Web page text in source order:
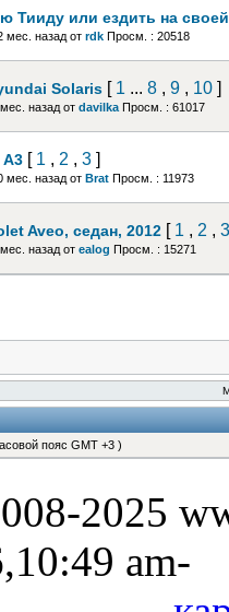
Тииду или ездить на
мес. назад от rdk Просм. : 20518
Solaris [ 1 ... 8 , 9 , 10 ]
назад от davilka Просм. : 61017
А3 [ 1 , 2 , 3 ]
мес. назад от Brat Просм. : 11973
Aveo, седан, 2012 [ 1 , 2 , 3
назад от ealog Просм. : 15271
пояс GMT +3 )
2025
am-